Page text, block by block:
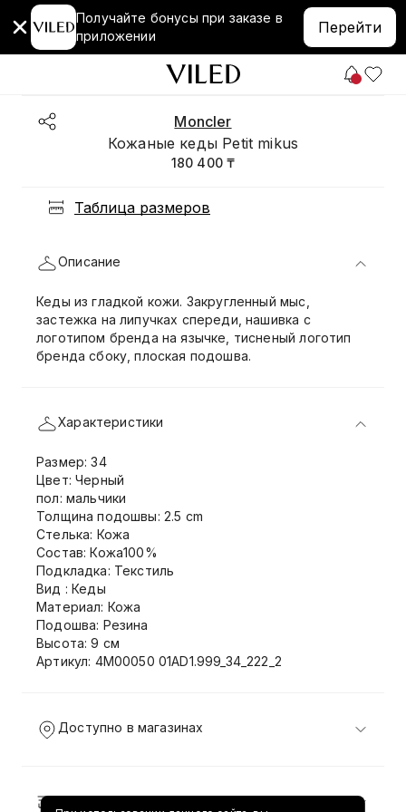
Получайте бонусы при заказе в
приложении
Перейти
Moncler
Кожаные кеды Petit mikus
180 400 ₸
Таблица размеров
Описание
Кеды из гладкой кожи. Закругленный мыс,
застежка на липучках спереди, нашивка с
логотипом бренда на язычке, тисненый логотип
бренда сбоку, плоская подошва.
Характеристики
Размер: 34
Цвет: Черный
пол: мальчики
Толщина подошвы: 2.5 cm
Стелька: Кожа
Состав: Кожа100%
Подкладка: Текстиль
Вид : Кеды
Материал: Кожа
Подошва: Резина
Высота: 9 см
Артикул: 4M00050 01AD1.999_34_222_2
Доступно в магазинах
Доставка и возврат